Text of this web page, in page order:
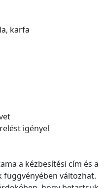
karfa
igényel
a kézbesítési cím és a
változhat.